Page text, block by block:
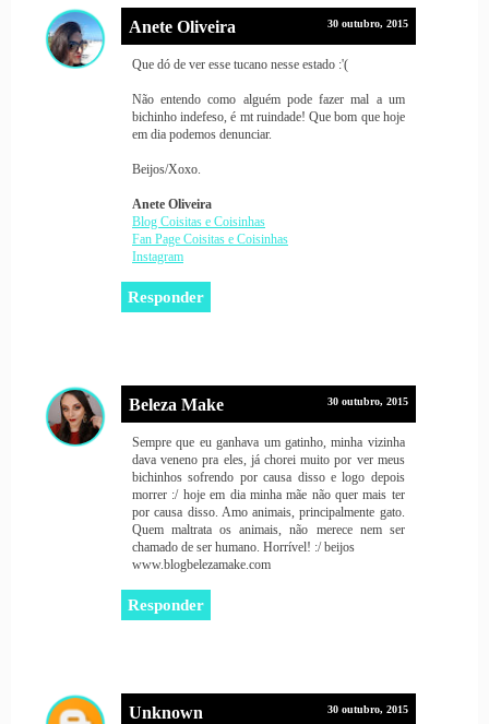
Anete Oliveira 30 outubro, 2015
Que dó de ver esse tucano nesse estado :'(
Não entendo como alguém pode fazer mal a um
bichinho indefeso, é mt ruindade! Que bom que hoje
em dia podemos denunciar.
Beijos/Xoxo.
Anete Oliveira
Blog Coisitas e Coisinhas
Fan Page Coisitas e Coisinhas
Instagram
Responder
Beleza Make 30 outubro, 2015
Sempre que eu ganhava um gatinho, minha vizinha
dava veneno pra eles, já chorei muito por ver meus
bichinhos sofrendo por causa disso e logo depois
morrer :/ hoje em dia minha mãe não quer mais ter
por causa disso. Amo animais, principalmente gato.
Quem maltrata os animais, não merece nem ser
chamado de ser humano. Horrível! :/ beijos
www.blogbelezamake.com
Responder
Unknown 30 outubro, 2015